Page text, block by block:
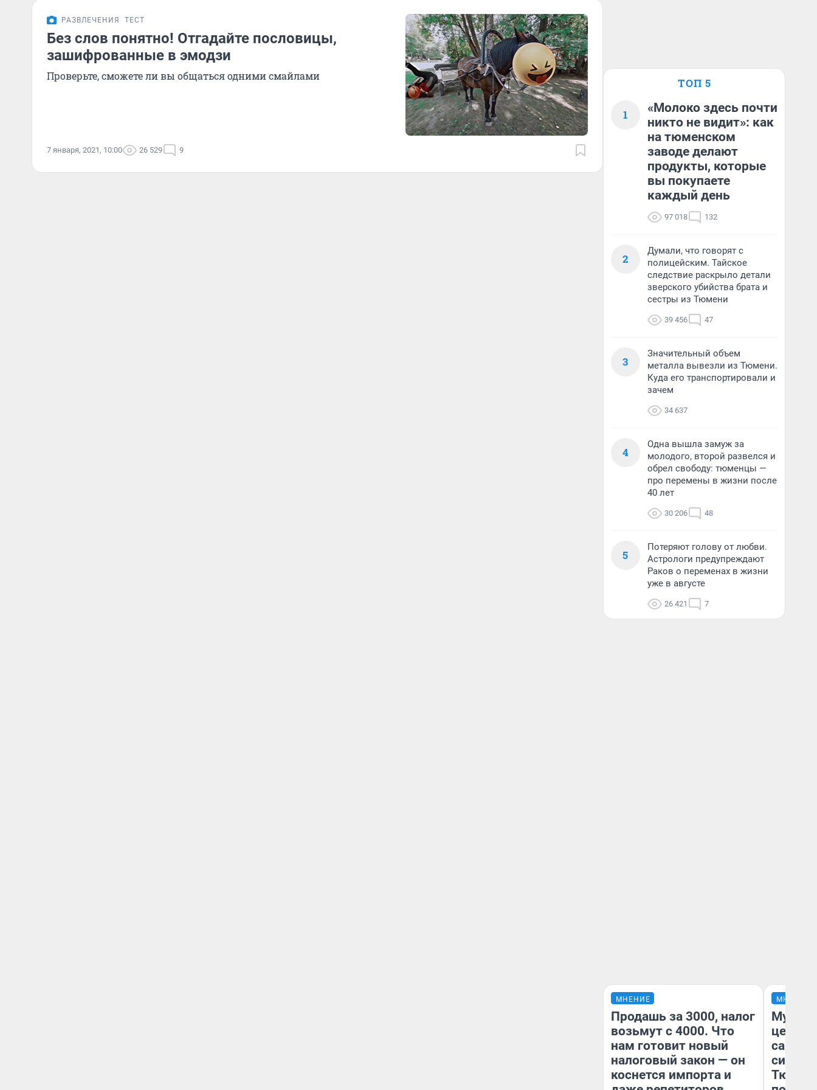
РАЗВЛЕЧЕНИЯ ТЕСТ
Без слов понятно! Отгадайте пословицы,
зашифрованные в эмодзи
Проверьте, сможете ли вы общаться одними смайлами
7 января, 2021, 10:00 26 529 9
ТОП 5
1
«Молоко здесь почти
никто не видит»: как
на тюменском
заводе делают
продукты, которые
вы покупаете
каждый день
97 018 132
2
Думали, что говорят с
полицейским. Тайское
следствие раскрыло детали
зверского убийства брата и
сестры из Тюмени
39 456 47
3
Значительный объем
металла вывезли из Тюмени.
Куда его транспортировали и
зачем
34 637
4
Одна вышла замуж за
молодого, второй развелся и
обрел свободу: тюменцы —
про перемены в жизни после
40 лет
30 206 48
5
Потеряют голову от любви.
Астрологи предупреждают
Раков о переменах в жизни
уже в августе
26 421 7
МНЕНИЕ
Продашь за 3000, налог
возьмут с 4000. Что
нам готовит новый
налоговый закон — он
коснется импорта и
МНЕНИЕ
Музей